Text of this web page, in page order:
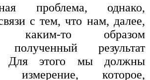
проблема, однако,
с тем, что нам, далее,
каким-то образом
полученный результат
Для этого мы должны
измерение, которое,